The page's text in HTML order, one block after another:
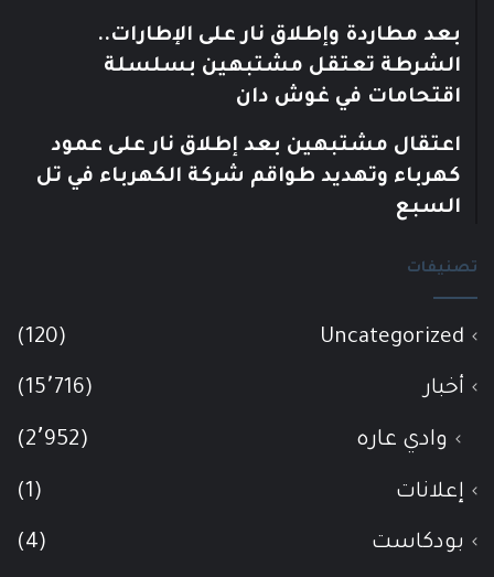
بعد مطاردة وإطلاق نار على الإطارات..
الشرطة تعتقل مشتبهين بسلسلة
اقتحامات في غوش دان
اعتقال مشتبهين بعد إطلاق نار على عمود
كهرباء وتهديد طواقم شركة الكهرباء في تل
السبع
تصنيفات
Uncategorized
(120)
أخبار (15٬716)
وادي عاره (2٬952)
إعلانات (1)
بودكاست (4)